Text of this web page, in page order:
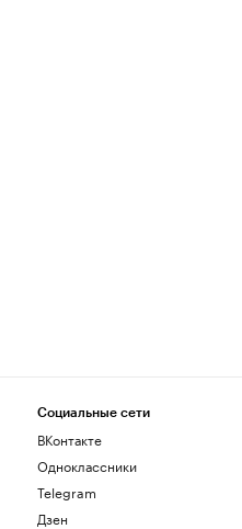
Социальные сети
ВКонтакте
Одноклассники
Telegram
Дзен